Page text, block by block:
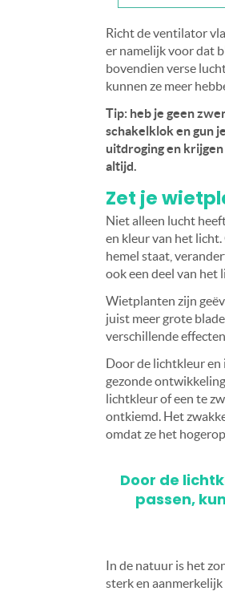
Richt de ventilator
er namelijk voor dat
bovendien verse
kunnen ze meer
Tip: heb je geen
schakelklok en gun
uitdroging en
altijd.
Zet je
Niet alleen lucht
en kleur van het
hemel staat,
ook een deel van het
Wietplanten zijn
juist meer grote
verschillende
Door de lichtkleur en
gezonde
lichtkleur of een te
ontkiemd. Het
omdat ze het
Door de
passen,
In de natuur is het
sterk en